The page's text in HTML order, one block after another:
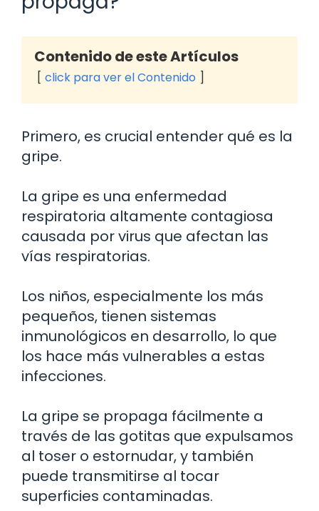
Contenido de este Artículos
click para ver el Contenido
Primero, es crucial entender qué es la
gripe.
La gripe es una enfermedad
respiratoria altamente contagiosa
causada por virus que afectan las
vías respiratorias.
Los niños, especialmente los más
pequeños, tienen sistemas
inmunológicos en desarrollo, lo que
los hace más vulnerables a estas
infecciones.
La gripe se propaga fácilmente a
través de las gotitas que expulsamos
al toser o estornudar, y también
puede transmitirse al tocar
superficies contaminadas.